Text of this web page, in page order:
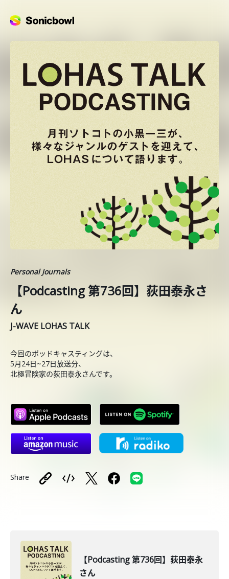
Personal Journals
【Podcasting 第736回】荻田泰永さ
ん
J-WAVE LOHAS TALK
今回のポッドキャスティングは、
5月24日~27日放送分、
北極冒険家の荻田泰永さんです。
Share
【Podcasting 第736回】荻田泰永
さん